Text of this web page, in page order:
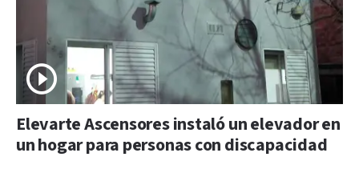
Elevarte Ascensores instaló un elevador en
un hogar para personas con discapacidad